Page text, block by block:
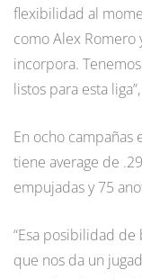
flexibilidad al
como Alex Romero
incorpora.
listos para esta
En ocho campañas
tiene average de
empujadas y 75
“Esa posibilidad de
que nos da un